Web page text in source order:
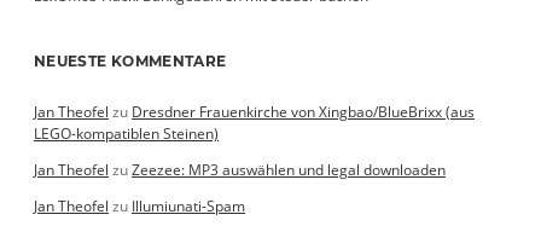
NEUESTE KOMMENTARE
Jan Theofel zu Dresdner Frauenkirche von Xingbao/BlueBrixx (aus
LEGO-kompatiblen Steinen)
Jan Theofel zuZeezee: MP3 auswählen und legal downloaden
Jan Theofel zu Illumiunati-Spam